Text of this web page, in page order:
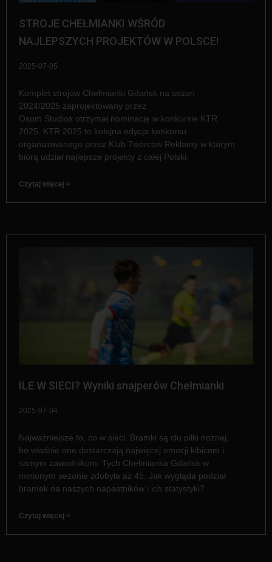
STROJE CHEŁMIANKI WŚRÓD
NAJLEPSZYCH PROJEKTÓW W POLSCE!
2025-07-05
Komplet strojów Chełmianki Gdańsk na sezon
2024/2025 zaprojektowany przez
Osom Studios otrzymał nominację w konkursie KTR
2025. KTR 2025 to kolejna edycja konkursu
organizowanego przez Klub Twórców Reklamy w którym
biorą udział najlepsze projekty z całej Polski.
Czytaj więcej >
ILE W SIECI? Wyniki snajperów Chełmianki
2025-07-04
Najważniejsze to, co w sieci. Bramki są clu piłki nożnej,
bo właśnie one dostarczają najwięcej emocji kibicom i
samym zawodnikom. Tych Chełmianka Gdańsk w
minionym sezonie zdobyła aż 45. Jak wygląda podział
bramek na naszych napastników i ich statystyki?
Czytaj więcej >